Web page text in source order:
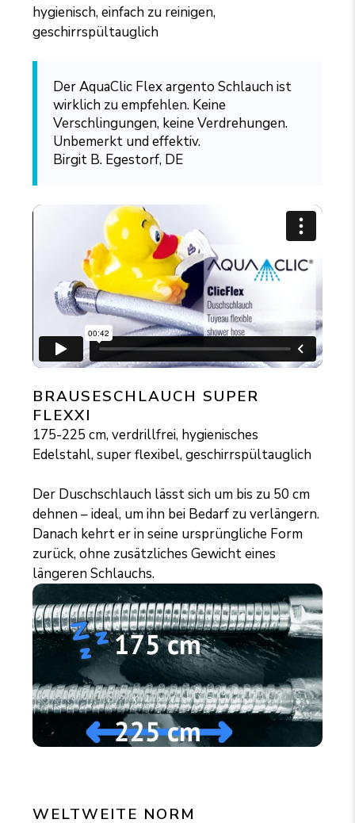
hygienisch, einfach zu reinigen,
geschirrspültauglich
Der AquaClic Flex argento Schlauch ist
wirklich zu empfehlen. Keine
Verschlingungen, keine Verdrehungen.
Unbemerkt und effektiv.
Birgit B. Egestorf, DE
BRAUSESCHLAUCH SUPER
FLEXXI
175-225 cm, verdrillfrei, hygienisches
Edelstahl, super flexibel, geschirrspültauglich
Der Duschschlauch lässt sich um bis zu 50 cm
dehnen – ideal, um ihn bei Bedarf zu verlängern.
Danach kehrt er in seine ursprüngliche Form
zurück, ohne zusätzliches Gewicht eines
längeren Schlauchs.
WELTWEITE NORM